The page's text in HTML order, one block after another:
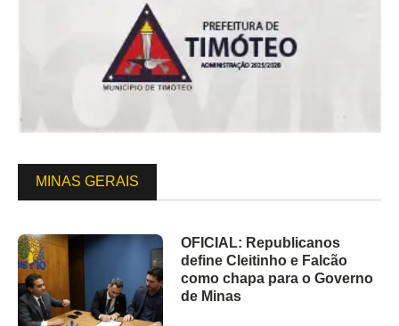
MINAS GERAIS
OFICIAL: Republicanos
define Cleitinho e Falcão
como chapa para o Governo
de Minas